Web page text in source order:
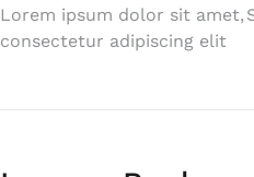
Post
navigation
Lorem ipsum dolor sit amet,
consectetur adipiscing elit